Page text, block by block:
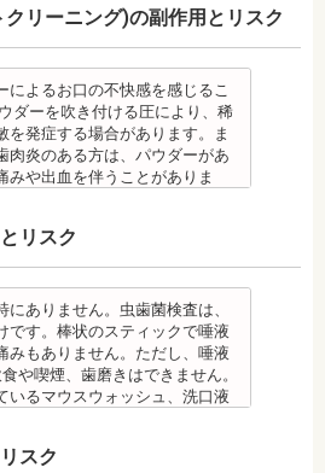
病院にて研修
務
は歯石が多い人、広範囲に歯石
われるのですが、高音が苦手な
要があります。 備考 歯石とは、
くなって歯と歯の間や歯の表
などにこびりついたものです。
にある歯に特に着きやすく、具
の裏側」や「上の奥歯の外側」
歯石になると自宅でのブラッシ
垢の段階であれば歯ブラシで簡
なって歯周病を進行させてしま
石除去は、専門の機器を使用
ことができます。
歯周病の治療となり歯のぐらつ
臭などが改善できます。
利佳先生
院にて研修 都内歯科医院にて
リーニング)の副作用とリスク
によるお口の不快感を感じるこ
ダーを吹き付ける圧により、稀
を発症する場合があります。ま
肉炎のある方は、パウダーがあ
みや出血を伴うことがありま
ます。
外来性の着色は落としますが、
白くできません。歯自体を白く
トニングが有効です。 着色汚
再付着することもあります。継
、定期的な施術が必要です。
を落とす審美目的として行われ
適用外となり自由診療となりま
人もいます。
リスク
にありません。虫歯菌検査は、
です。棒状のスティックで唾液
みもありません。ただし、唾液
や喫煙、歯磨きはできません。
いるマウスウォッシュ、洗口液
抗生物質を使用している場合も
スク